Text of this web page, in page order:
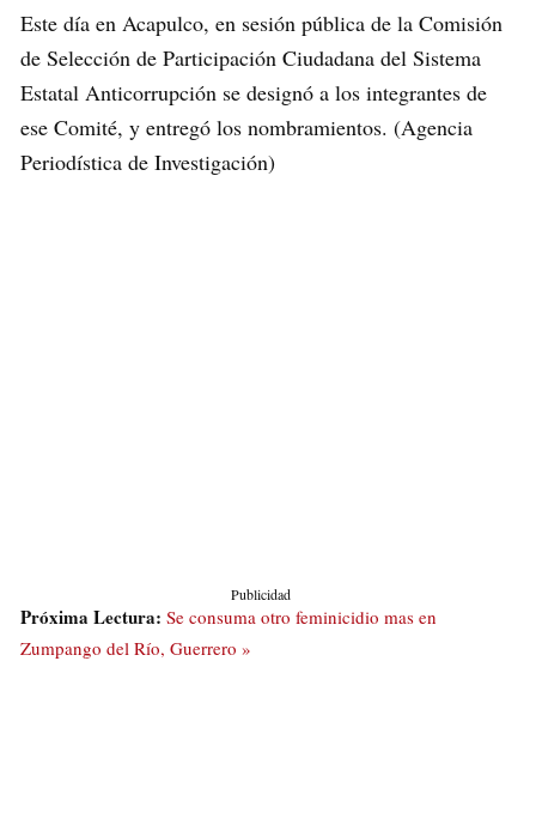
Este día en Acapulco, en sesión pública de la Comisión
de Selección de Participación Ciudadana del Sistema
Estatal Anticorrupción se designó a los integrantes de
ese Comité, y entregó los nombramientos. (Agencia
Periodística de Investigación)
Publicidad
Próxima Lectura: Se consuma otro feminicidio mas en
Zumpango del Río, Guerrero »